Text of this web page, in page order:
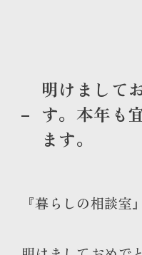
明けまして
す。本年も
ます。
『暮らしの相談室